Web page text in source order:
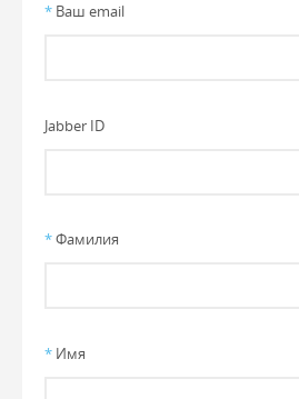
* Ваш email
Jabber ID
*Фамилия
* Имя